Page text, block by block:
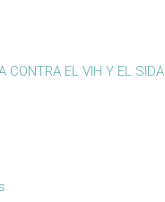
CONTRA EL VIH Y EL SIDA